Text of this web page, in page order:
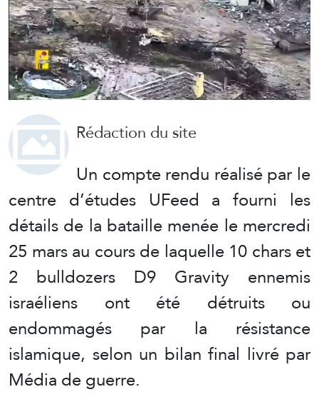
Rédaction du site
Un compte rendu réalisé par le
centre d’études UFeed a fourni les
détails de la bataille menée le mercredi
25 mars au cours de laquelle 10 chars et
2 bulldozers D9 Gravity ennemis
israéliens ont été détruits ou
endommagés par la résistance
islamique, selon un bilan final livré par
Média de guerre.